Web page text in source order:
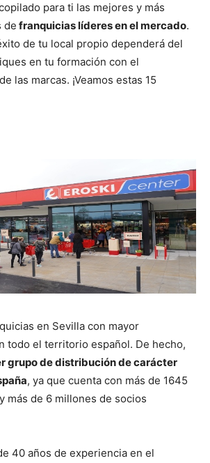
para ti las mejores y más
de franquicias líderes en el mercado.
de tu local propio dependerá del
en tu formación con el
las marcas. ¡Veamos estas 15
en Sevilla con mayor
todo el territorio español. De hecho,
grupo de distribución de carácter
, ya que cuenta con más de 1645
más de 6 millones de socios
40 años de experiencia en el